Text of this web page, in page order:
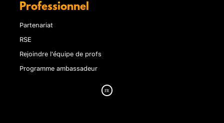
Professionnel
Partenariat
RSE
Rejoindre l'équipe de profs
Programme ambassadeur